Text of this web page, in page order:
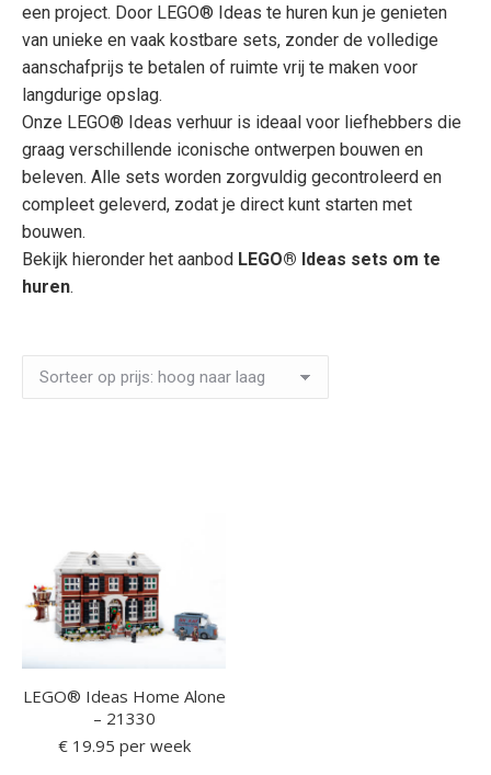
een project. Door LEGO® Ideas te huren kun je genieten
van unieke en vaak kostbare sets, zonder de volledige
aanschafprijs te betalen of ruimte vrij te maken voor
langdurige opslag.
Onze LEGO® Ideas verhuur is ideaal voor liefhebbers die
graag verschillende iconische ontwerpen bouwen en
beleven. Alle sets worden zorgvuldig gecontroleerd en
compleet geleverd, zodat je direct kunt starten met
bouwen.
Bekijk hieronder het aanbod LEGO® Ideas sets om te
huren.
LEGO® Ideas Home Alone
– 21330
€19.95 per week